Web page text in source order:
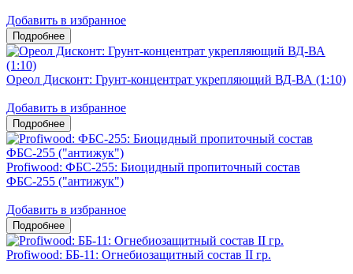
Добавить в избранное
Ореол Дисконт: Грунт-концентрат укрепляющий ВД-ВА (1:10)
Добавить в избранное
Profiwood: ФБС-255: Биоцидный пропиточный состав
ФБС-255 ("антижук")
Добавить в избранное
Profiwood: ББ-11: Огнебиозащитный состав II гр.